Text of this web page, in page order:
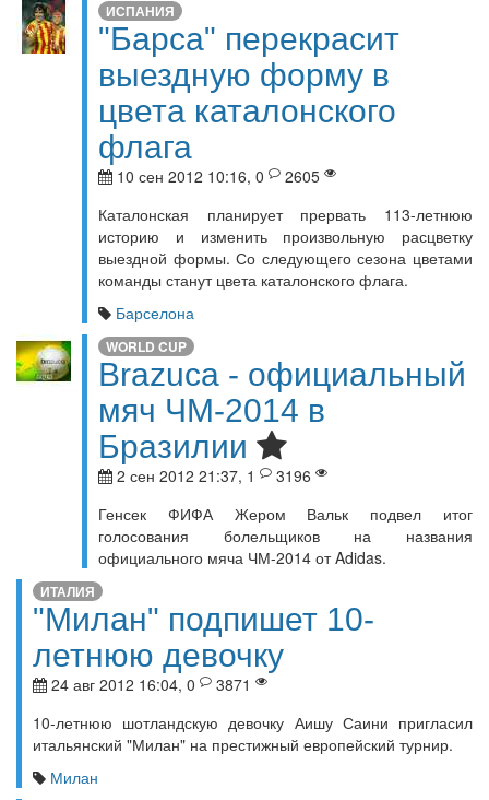
ИСПАНИЯ
"Барса" перекрасит
выездную форму в
цвета каталонского
флага
10 сен 2012 10:16, 0
2605
Каталонская планирует прервать 113-летнюю
историю и изменить произвольную расцветку
выездной формы. Со следующего сезона цветами
команды станут цвета каталонского флага.
Барселона
WORLD CUP
Brazuca - официальный
мяч ЧМ-2014 в
Бразилии
2 сен 2012 21:37, 1
3196
Генсек ФИФА Жером Вальк подвел итог
голосования болельщиков на названия
официального мяча ЧМ-2014 от Adidas.
ИТАЛИЯ
"Милан" подпишет 10-
летнюю девочку
24 авг 2012 16:04, 0
3871
10-летнюю шотландскую девочку Аишу Саини пригласил
итальянский "Милан" на престижный европейский турнир.
Милан